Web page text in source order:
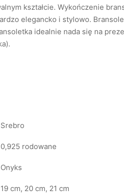
kształcie. Wykończenie
elegancko i stylowo.
idealnie nada się na
Srebro
0,925 rodowane
Onyks
19 cm, 20 cm, 21 cm